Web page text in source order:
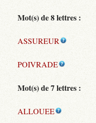
Mot(s) de 8 lettres :
ASSUREUR
POIVRADE
Mot(s) de 7 lettres :
ALLOUEE